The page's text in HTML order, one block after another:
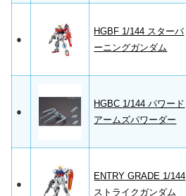
●
HGBF 1/144 スターバ
ーニングガンダム
●
HGBC 1/144 パワード
アームズパワーダー
●
ENTRY GRADE 1/144
ストライクガンダム